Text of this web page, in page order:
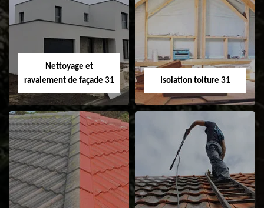
Pose et
changement de
fenêtre de toit et
Velux 31
Nettoyage et pose
Nettoyage et
ravalement de façade 31
Nettoyage et
ravalement de
façade 31
Isolation toiture 31
Isolation toiture 31